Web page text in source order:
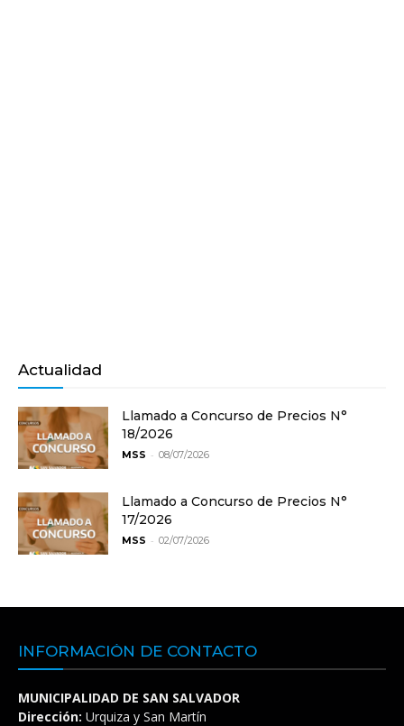
Actualidad
Llamado a Concurso de Precios N°
18/2026
MSS - 08/07/2026
Llamado a Concurso de Precios N°
17/2026
MSS - 02/07/2026
INFORMACIÓN DE CONTACTO
MUNICIPALIDAD DE SAN SALVADOR
Dirección: Urquiza y San Martín